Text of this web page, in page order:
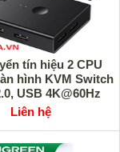
tín hiệu 2 CPU
hình KVM Switch
USB 4K@60Hz
15166 cao cấp
Liên hệ